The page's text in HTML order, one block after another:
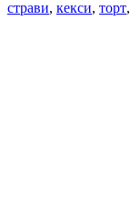
страви, кекси, торт,